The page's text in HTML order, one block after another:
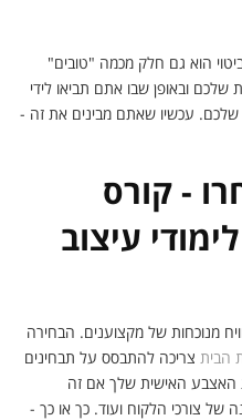
הוא גם חלק מכמה "טובים"
שלכם ובאופן שבו אתם תביאו לידי
שלכם. עכשיו שאתם מבינים את זה -
- קורס
עיצוב
מנוכחות של מקצוענים. הבחירה
הבית צריכה להתבסס על תבחינים
האצבע האישית שלך אם זה
של צורכי הלקוח ועוד. כך או כך -